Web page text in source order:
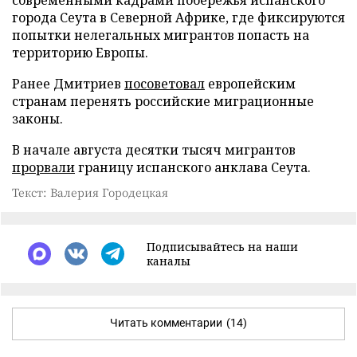
города Сеута в Северной Африке, где фиксируются
попытки нелегальных мигрантов попасть на
территорию Европы.
Ранее Дмитриев посоветовал европейским
странам перенять российские миграционные
законы.
В начале августа десятки тысяч мигрантов
прорвалиграницу испанского анклава Сеута.
Текст: Валерия Городецкая
Подписывайтесь на наши
каналы
Читать комментарии (14)